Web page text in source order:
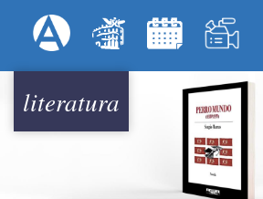
al
principal
Menú Superior
literatura